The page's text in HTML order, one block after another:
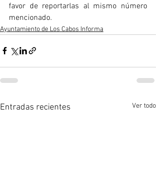
favor de reportarlas al mismo número
mencionado.
Ayuntamiento de Los Cabos Informa
Entradas recientes Ver todo